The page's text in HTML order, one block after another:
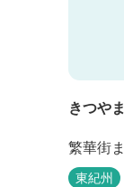
きつやま
繁華街
東紀州